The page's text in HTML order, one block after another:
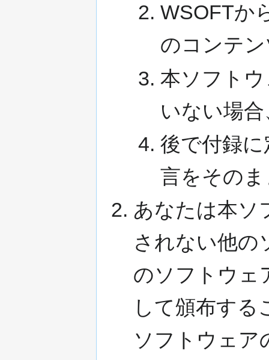
WSOFTか
のコンテ
本ソフト
いない場
後で付録
言をその
あなたは本ソ
されない他の
のソフトウェ
して頒布する
ソフトウェア